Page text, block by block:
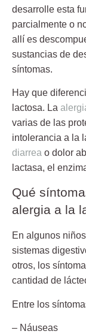
desarrolle esta
parcialmente o
allí es
sustancias de
síntomas.
Hay que
lactosa. La
varias de las
intolerancia a la
diarrea o dolor
lactasa, el
Qué
alergia a la
En algunos
sistemas
otros, los
cantidad de
Entre los
– Náuseas